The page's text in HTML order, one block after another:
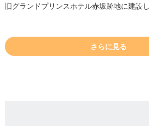
旧グランドプリンスホテル赤坂跡地に建設
さらに見る